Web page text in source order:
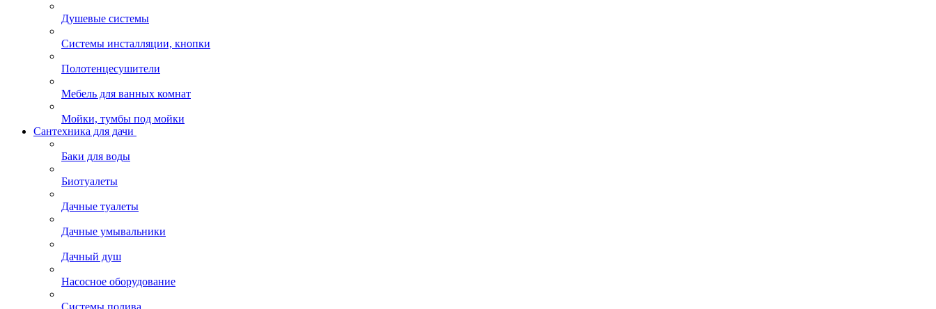
Душевые системы
Системы инсталляции, кнопки
Полотенцесушители
Мебель для ванных комнат
Мойки, тумбы под мойки
Сантехника для дачи
Баки для воды
Биотуалеты
Дачные туалеты
Дачные умывальники
Дачный душ
Насосное оборудование
Системы полива